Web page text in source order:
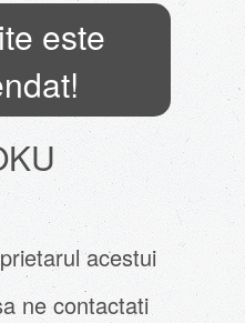
este
acestui
ne contactati